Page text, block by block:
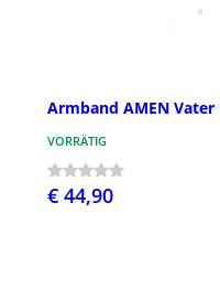
Armband AMEN
VORRÄTIG
€ 44,90